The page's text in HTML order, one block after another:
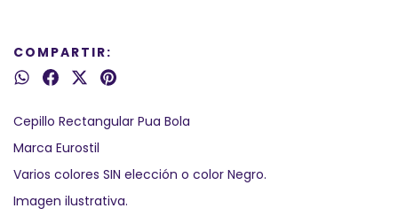
COMPARTIR:
Cepillo Rectangular Pua Bola
Marca Eurostil
Varios colores SIN elección o color Negro.
Imagen ilustrativa.